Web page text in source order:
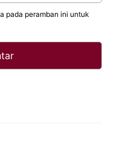
pada peramban ini untuk